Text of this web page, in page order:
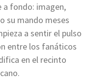
a fondo: imagen,
su mando meses
a sentir el pulso
entre los fanáticos
en el recinto